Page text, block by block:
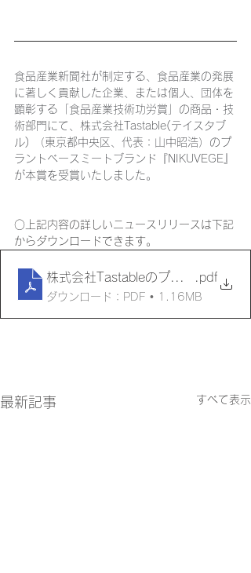
食品産業新聞社が制定する、食品産業の発展
に著しく貢献した企業、または個人、団体を
顕彰する「食品産業技術功労賞」の商品・技
術部門にて、株式会社Tastable(テイスタブ
ル) （東京都中央区、代表：山中昭浩）のプ
ラントベースミートブランド『NIKUVEGE』
が本賞を受賞いたしました。
○上記内容の詳しいニュースリリースは下記
からダウンロードできます。
株式会社Tastableのプラントベー
.pdf
ダウンロード：PDF • 1.16MB
最新記事 すべて表示